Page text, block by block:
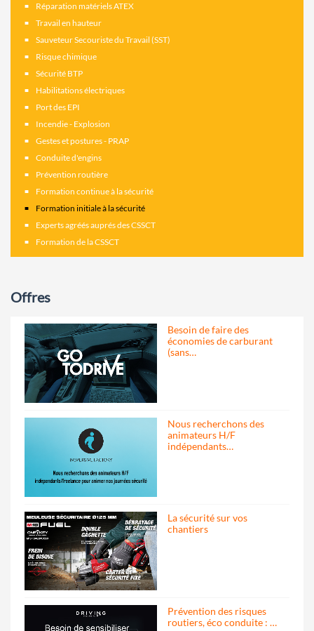
Réparation matériels ATEX
Travail en hauteur
Sauveteur Secouriste du Travail (SST)
Risque chimique
Sécurité BTP
Habilitations électriques
Port des EPI
Incendie - Explosion
Gestes et postures - PRAP
Conduite d'engins
Prévention routière
Formation continue à la sécurité
Formation initiale à la sécurité
Experts agréés auprés des CSSCT
Formation de la CSSCT
Offres
Besoin de faire des
économies de carburant
(sans…
Nous recherchons des
animateurs H/F
indépendants…
La sécurité sur vos
chantiers
Prévention des risques
routiers, éco conduite : …